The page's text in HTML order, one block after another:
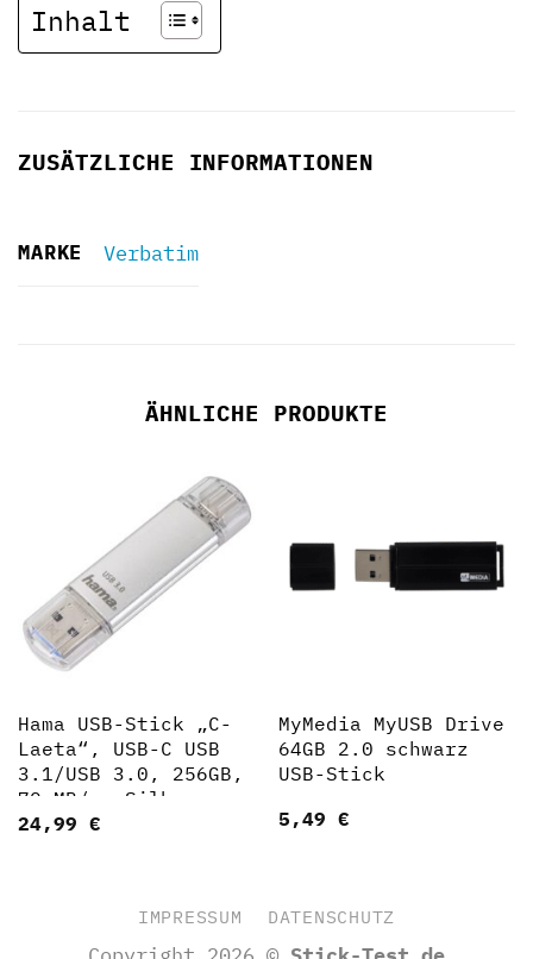
Inhalt
ZUSÄTZLICHE INFORMATIONEN
MARKE Verbatim
ÄHNLICHE PRODUKTE
Hama USB-Stick „C-
Laeta“, USB-C USB
3.1/USB 3.0, 256GB,
70 MB/s, Silber
(00181075)
24,99 €
MyMedia MyUSB Drive
64GB 2.0 schwarz
USB-Stick
5,49 €
IMPRESSUM DATENSCHUTZ